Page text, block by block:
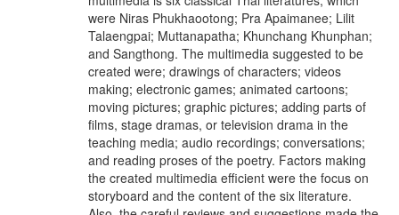
were Niras Phukhaootong; Pra Apaimanee; Lilit
Talaengpai; Muttanapatha; Khunchang Khunphan;
and Sangthong. The multimedia suggested to be
created were; drawings of characters; videos
making; electronic games; animated cartoons;
moving pictures; graphic pictures; adding parts of
films, stage dramas, or television drama in the
teaching media; audio recordings; conversations;
and reading proses of the poetry. Factors making
the created multimedia efficient were the focus on
storyboard and the content of the six literature.